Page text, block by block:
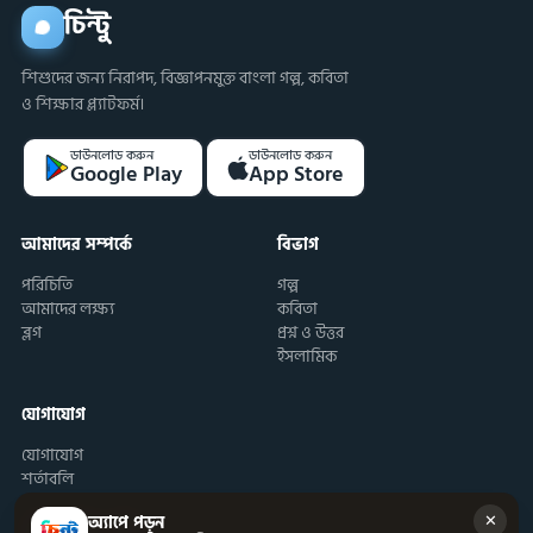
চিন্টু
শিশুদের জন্য নিরাপদ, বিজ্ঞাপনমুক্ত বাংলা গল্প, কবিতা
ও শিক্ষার প্ল্যাটফর্ম।
ডাউনলোড করুন
Google Play
ডাউনলোড করুন
App Store
আমাদের সম্পর্কে
পরিচিতি
আমাদের লক্ষ্য
ব্লগ
বিভাগ
গল্প
কবিতা
প্রশ্ন ও উত্তর
ইসলামিক
যোগাযোগ
যোগাযোগ
শর্তাবলি
✕
অ্যাপে পড়ুন